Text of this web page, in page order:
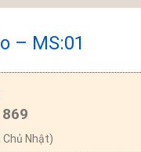
– MS:01
Nhật)